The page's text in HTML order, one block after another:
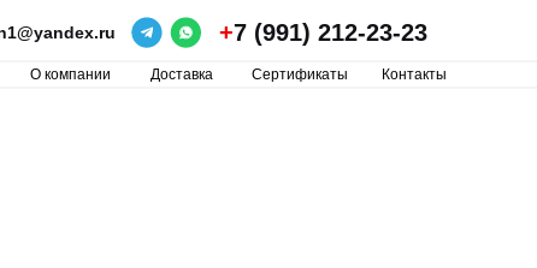
+7 (991) 212-23-23
Доставка Сертификаты Контакты
О компании